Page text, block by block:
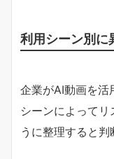
利用シーン別に
企業がAI動画を活
シーンによって
うに整理すると判